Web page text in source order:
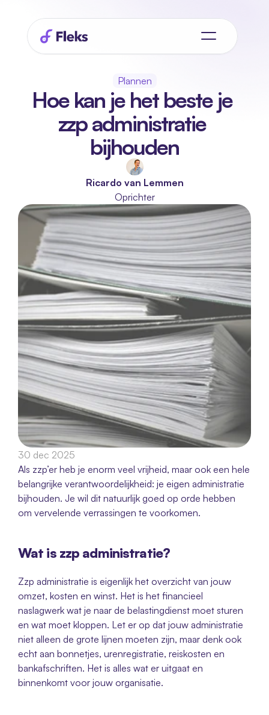
Plannen
Hoe kan je het beste je
zzp administratie
bijhouden
Ricardo van Lemmen
Oprichter
30 dec 2025
Als zzp’er heb je enorm veel vrijheid, maar ook een hele
belangrijke verantwoordelijkheid: je eigen administratie
bijhouden. Je wil dit natuurlijk goed op orde hebben
om vervelende verrassingen te voorkomen.
Wat is zzp administratie?
Zzp administratie is eigenlijk het overzicht van jouw
omzet, kosten en winst. Het is het financieel
naslagwerk wat je naar de belastingdienst moet sturen
en wat moet kloppen. Let er op dat jouw administratie
niet alleen de grote lijnen moeten zijn, maar denk ook
echt aan bonnetjes, urenregistratie, reiskosten en
bankafschriften. Het is alles wat er uitgaat en
binnenkomt voor jouw organisatie.